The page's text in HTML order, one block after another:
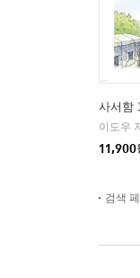
사서함
이도우
11,900
검색